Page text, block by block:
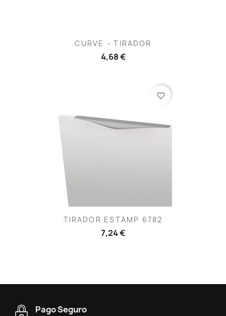
CURVE - TIRADOR
4,68 €
TIRADOR ESTAMP 6782
7,24 €
favorite_border
Pago Seguro